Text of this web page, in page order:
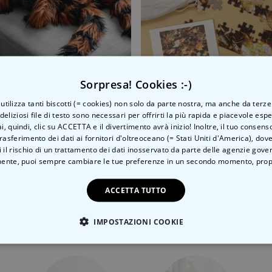
Tarantola Gigante
€
Puzzle Calm Club con
14,99 €
Categoria correlata
Scopri l'altra categoria di cose insolite
Sorpresa! Cookies :-)
tanti biscotti (= cookies) non solo da parte nostra, ma anche da
file di testo sono necessari per offrirti la più rapida e piacevole
quindi, clic su ACCETTA e il divertimento avrà inizio! Inoltre, il tuo
dei dati ai fornitori d'oltreoceano (= Stati Uniti d'America),
il rischio di un trattamento dei dati inosservato da parte delle agenzie
puoi sempre cambiare le tue preferenze in un secondo momento,
ACCETTA TUTTO
IMPOSTAZIONI COOKIE
NECESSARIO PRESTAZIONI MARKETING